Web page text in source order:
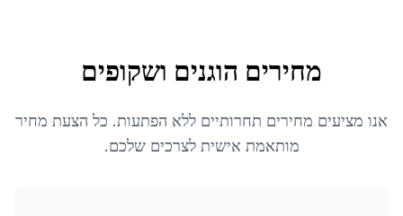
מחירים הוגנים ושקופים
אנו מציעים מחירים תחרותיים ללא הפתעות. כל הצעת מחיר
מותאמת אישית לצרכים שלכם.